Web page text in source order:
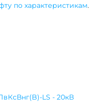
по характеристикам.
LS - 20кВ